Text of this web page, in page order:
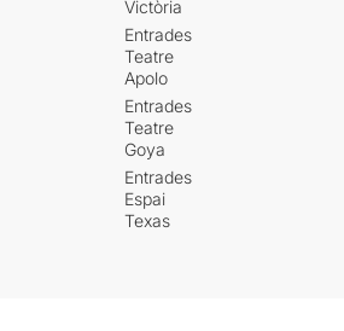
Victòria
Entrades
Teatre
Apolo
Entrades
Teatre
Goya
Entrades
Espai
Texas